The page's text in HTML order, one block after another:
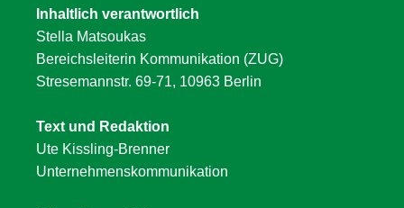
Inhaltlich verantwortlich
Stella Matsoukas
Bereichsleiterin Kommunikation (ZUG)
Stresemannstr. 69-71, 10963 Berlin
Text und Redaktion
Ute Kissling-Brenner
Unternehmenskommunikation